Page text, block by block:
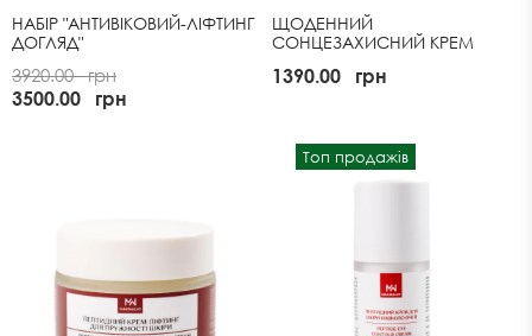
НАБІР "АНТИВІКОВИЙ-ЛІФТИНГ
ДОГЛЯД"
3920.00 грн
3500.00 грн
ЩОДЕННИЙ
СОНЦЕЗАХИСНИЙ КРЕМ
1390.00 грн
Топ продажів